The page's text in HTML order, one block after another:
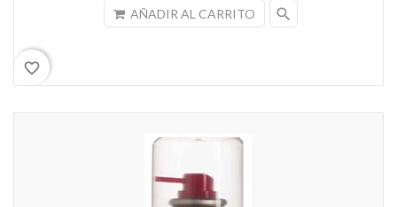
AÑADIR AL CARRITO search
favorite_border